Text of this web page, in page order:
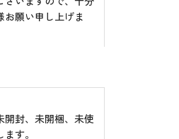
お願い申し上げま
開封、未開梱、未使
す。